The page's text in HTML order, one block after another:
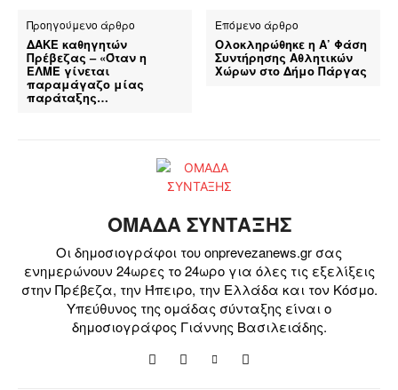
Προηγούμενο άρθρο
ΔΑΚΕ καθηγητών
Πρέβεζας – «Όταν η
ΕΛΜΕ γίνεται
παραμάγαζο μίας
παράταξης…
Επόμενο άρθρο
Ολοκληρώθηκε η Α’ Φάση
Συντήρησης Αθλητικών
Χώρων στο Δήμο Πάργας
ΟΜΑΔΑ ΣΥΝΤΑΞΗΣ
Οι δημοσιογράφοι του onprevezanews.gr σας
ενημερώνουν 24ωρες το 24ωρο για όλες τις εξελίξεις
στην Πρέβεζα, την Ήπειρο, την Ελλάδα και τον Κόσμο.
Υπεύθυνος της ομάδας σύνταξης είναι ο
δημοσιογράφος Γιάννης Βασιλειάδης.